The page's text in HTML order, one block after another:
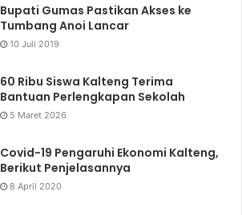
Bupati Gumas Pastikan Akses ke
Tumbang Anoi Lancar
10 Juli 2019
60 Ribu Siswa Kalteng Terima
Bantuan Perlengkapan Sekolah
5 Maret 2026
Covid-19 Pengaruhi Ekonomi Kalteng,
Berikut Penjelasannya
8 April 2020